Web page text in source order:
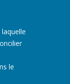
le